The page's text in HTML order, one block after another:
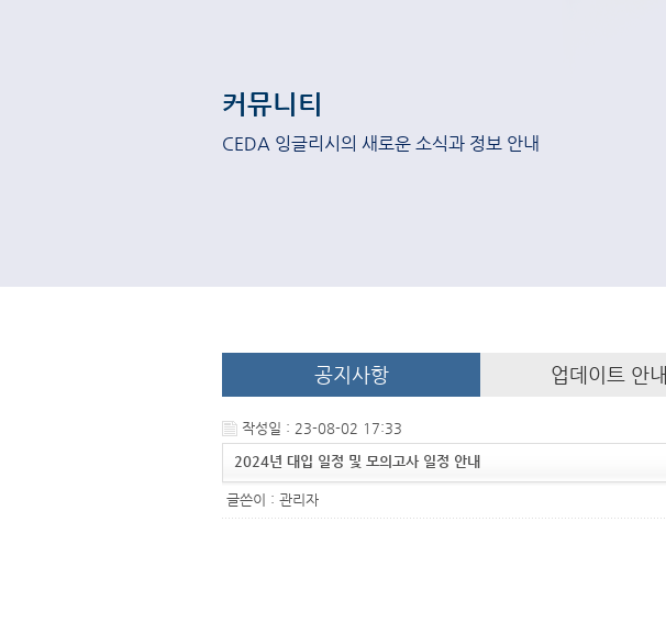
커뮤니티
CEDA 잉글리시의 새로운 소식과 정보 안내
공지사항 업데이트 안내
작성일 : 23-08-02 17:33
2024년 대입 일정 및 모의고사 일정 안내
글쓴이 : 관리자